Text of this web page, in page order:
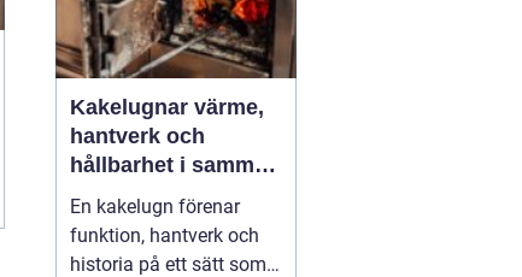
Kakelugnar värme,
hantverk och
hållbarhet i samma
eldstad
En kakelugn förenar
funktion, hantverk och
historia på ett sätt som